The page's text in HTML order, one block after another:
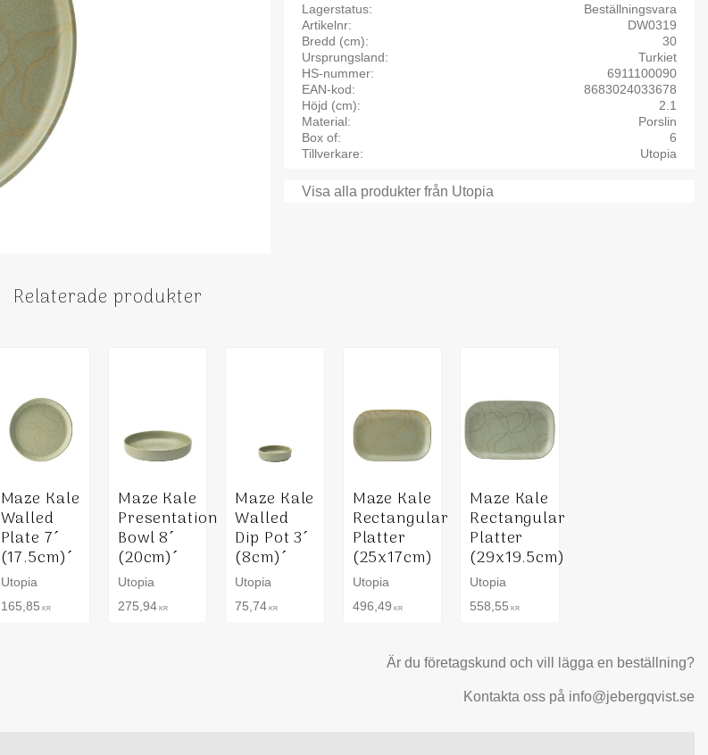
Lagerstatus
Beställningsvara
Artikelnr
DW0319
Bredd (cm)
30
Ursprungsland
Turkiet
HS-nummer
6911100090
EAN-kod
8683024033678
Höjd (cm)
2.1
Material
Porslin
Box of
6
Tillverkare
Utopia
Visa alla produkter från Utopia
Relaterade produkter
Maze Kale
Walled
Plate 7´
(17.5cm)´
Utopia
165,85 KR
Maze Kale
Presentation
Bowl 8´
(20cm)´
Utopia
275,94KR
Maze Kale
Walled
Dip Pot 3´
(8cm)´
Utopia
75,74 KR
Maze Kale
Rectangular
Platter
(25x17cm)
Utopia
496,49 KR
Maze Kale
Rectangular
Platter
(29x19.5cm)
Utopia
558,55 KR
Är du företagskund och vill lägga en beställning?
Kontakta oss på info@jebergqvist.se